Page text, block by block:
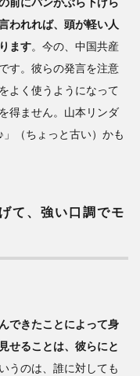
われれば、頭が軽い人
ます。今の、中国共産
す。彼らの発言を注意
よく使うようになって
得ません。山本リンダ
」（ちょっと古い）かも
て、強い口調でモ
できたことによって身
せることは、彼らにと
うのは、誰に対しても